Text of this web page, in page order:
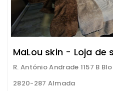
MaLou skin - Loja de
R. António Andrade 1157 B
2820-287 Almada